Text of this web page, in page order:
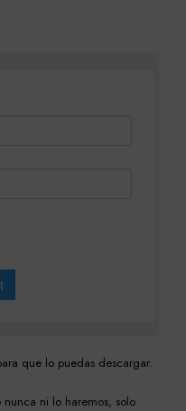
que lo puedas descargar.
ni lo haremos, solo